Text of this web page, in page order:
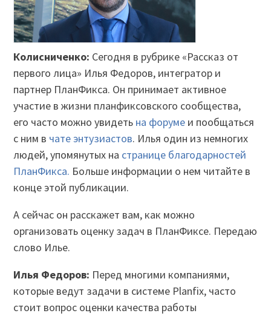
Колисниченко: Сегодня в рубрике «Рассказ от
первого лица» Илья Федоров, интегратор и
партнер ПланФикса. Он принимает активное
участие в жизни планфиксовского сообщества,
его часто можно увидеть на форуме и пообщаться
с ним в чате энтузиастов. Илья один из немногих
людей, упомянутых на странице благодарностей
ПланФикса. Больше информации о нем читайте в
конце этой публикации.
А сейчас он расскажет вам, как можно
организовать оценку задач в ПланФиксе. Передаю
слово Илье.
Илья Федоров: Перед многими компаниями,
которые ведут задачи в системе Planfix, часто
стоит вопрос оценки качества работы